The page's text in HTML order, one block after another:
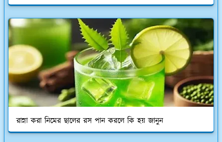
রান্না করা নিমের ছালের রস পান করলে কি হয় জানুন